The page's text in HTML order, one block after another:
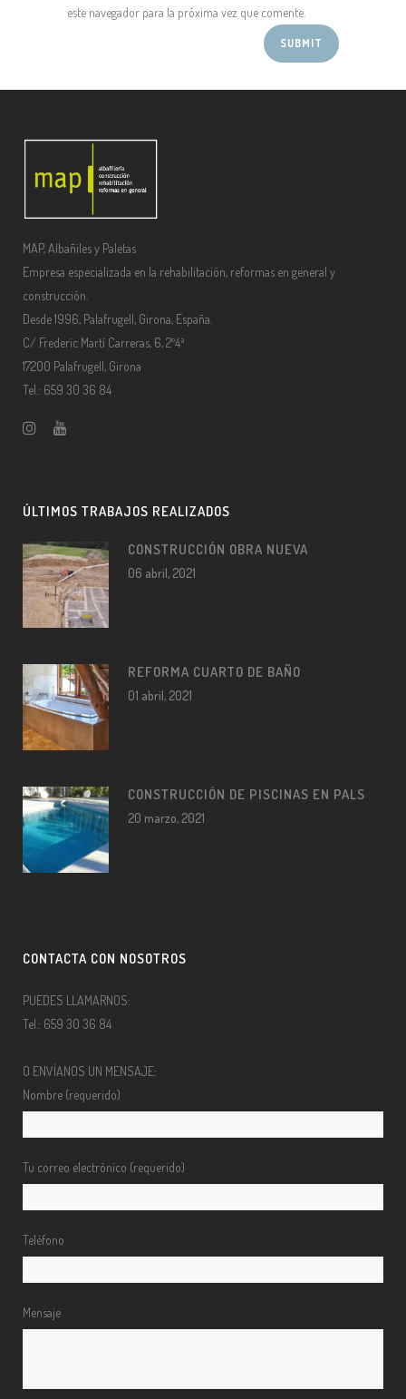
este navegador para la próxima vez que comente.
MAP, Albañiles y Paletas
Empresa especializada en la rehabilitación, reformas en general y
construcción.
Desde 1996, Palafrugell, Girona, España.
C/ Frederic Martí Carreras, 6, 2º4ª
17200 Palafrugell, Girona
Tel.: 659 30 36 84
ÚLTIMOS TRABAJOS REALIZADOS
CONSTRUCCIÓN OBRA NUEVA
06 abril, 2021
REFORMA CUARTO DE BAÑO
01 abril, 2021
CONSTRUCCIÓN DE PISCINAS EN PALS
20 marzo, 2021
CONTACTA CON NOSOTROS
PUEDES LLAMARNOS:
Tel.: 659 30 36 84
O ENVÍANOS UN MENSAJE:
Nombre (requerido)
Tu correo electrónico (requerido)
Teléfono
Mensaje